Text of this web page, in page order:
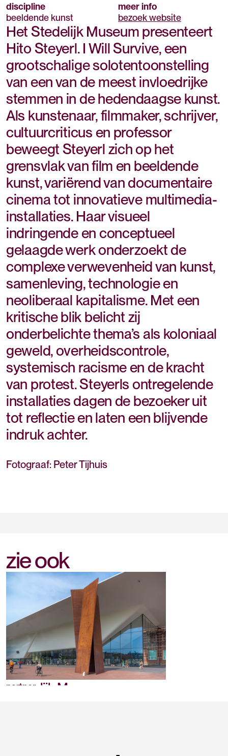
discipline
beeldende kunst
meer info
bezoek website
Het Stedelijk Museum presenteert
Hito Steyerl. I Will Survive, een
grootschalige solotentoonstelling
van een van de meest invloedrijke
stemmen in de hedendaagse kunst.
Als kunstenaar, filmmaker, schrijver,
cultuurcriticus en professor
beweegt Steyerl zich op het
grensvlak van film en beeldende
kunst, variërend van documentaire
cinema tot innovatieve multimedia-
installaties. Haar visueel
indringende en conceptueel
gelaagde werk onderzoekt de
complexe verwevenheid van kunst,
samenleving, technologie en
neoliberaal kapitalisme. Met een
kritische blik belicht zij
onderbelichte thema’s als koloniaal
geweld, overheidscontrole,
systemisch racisme en de kracht
van protest. Steyerls ontregelende
installaties dagen de bezoeker uit
tot reflectie en laten een blijvende
indruk achter.
Fotograaf: Peter Tijhuis
zie ook
partner
Stedelijk Museum